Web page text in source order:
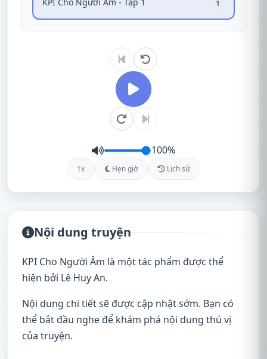
1
100%
1x Hẹn giờ Lịch sử
Nội dung truyện
KPI Cho Người Âm là một tác phẩm được thể
hiện bởi Lê Huy An.
Nội dung chi tiết sẽ được cập nhật sớm. Bạn có
thể bắt đầu nghe để khám phá nội dung thú vị
của truyện.